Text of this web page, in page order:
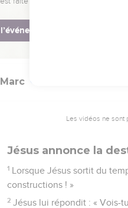
tous ceux qui ont mis dans
44 car tous ont pris de leur
ce qu'elle possédait, tout ce
Marc
Les vidéos ne sont
Jésus annonce la
1 Lorsque Jésus sortit du
constructions ! »
2 Jésus lui répondit : « Vois-